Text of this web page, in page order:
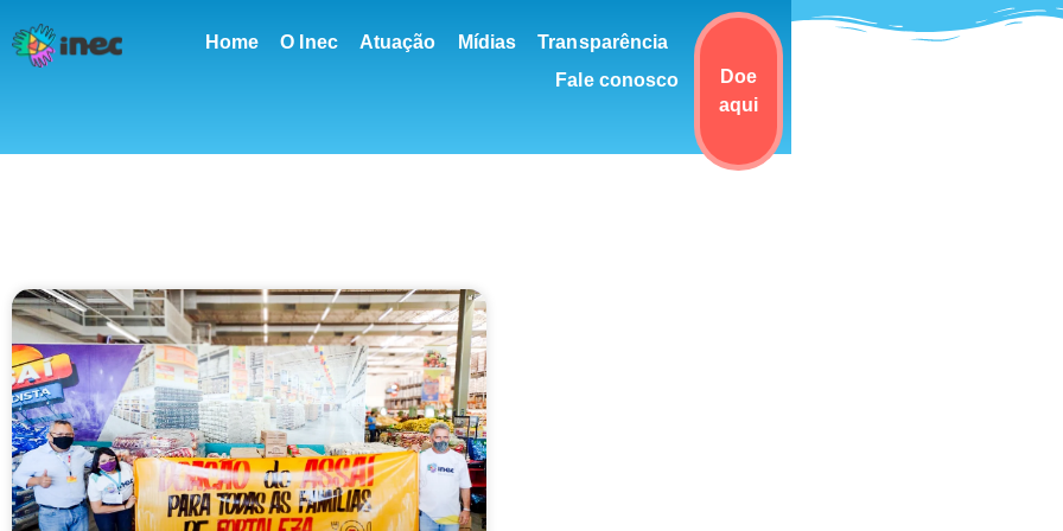
Home O Inec Atuação Mídias
Transparência
Fale conosco
Doe
aqui